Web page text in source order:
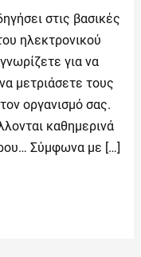
στις βασικές
ηλεκτρονικού
για να
μετριάσετε τους
οργανισμό σας.
καθημερινά
Σύμφωνα με […]